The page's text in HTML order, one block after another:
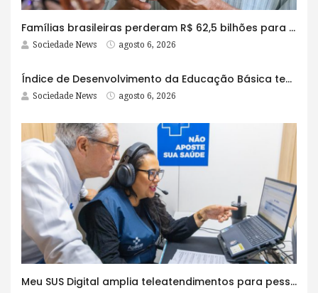
Famílias brasileiras perderam R$ 62,5 bilhões para bets em 2025
Sociedade News agosto 6, 2026
Índice de Desenvolvimento da Educação Básica tem elevação em todas as etapas
Sociedade News agosto 6, 2026
Meu SUS Digital amplia teleatendimentos para pessoas com problemas com jogos e apostas